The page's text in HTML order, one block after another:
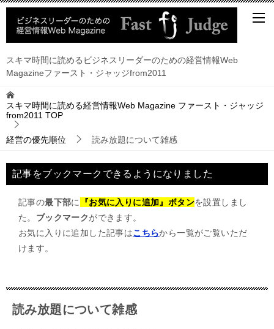
スキマ時間に読めるビジネスリーダーのための経営情報Web
Magazineファースト・ジャッジfrom2011
スキマ時間に読める経営情報Web Magazine ファースト・ジャッジ
from2011 TOP
経営の優先順位 読み放題について雑感
記事をブックマークできるようになりました
記事の最下部に 『お気に入りに追加』ボタンを設置しまし
た。 ブックマークができます。
お気に入りに追加した記事はこちらから一覧がご覧いただ
けます。
読み放題について雑感